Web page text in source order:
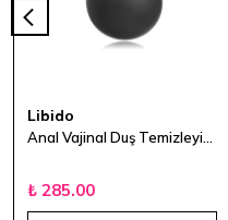
Libido
₺ 285.00